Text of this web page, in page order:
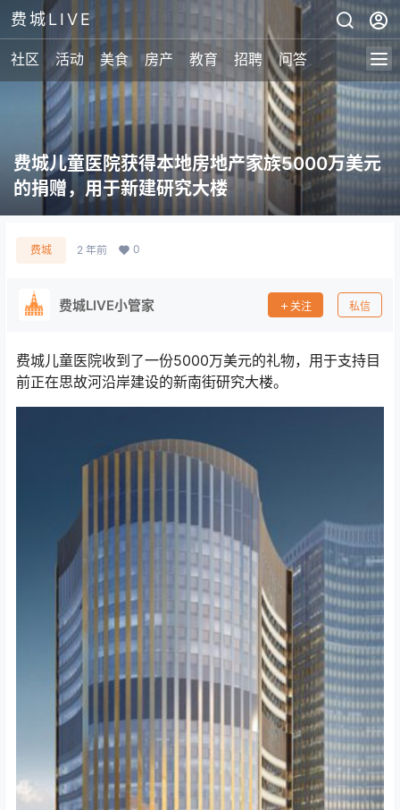
费城LIVE
社区 活动 美食 房产 教育 招聘 问答
费城儿童医院获得本地房地产家族5000万美元
的捐赠，用于新建研究大楼
费城 2 年前 0
费城LIVE小管家 关注 私信
费城儿童医院收到了一份5000万美元的礼物，用于支持目
前正在思故河沿岸建设的新南街研究大楼。